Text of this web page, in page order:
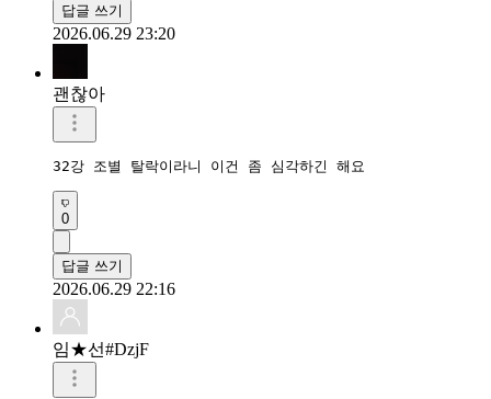
답글 쓰기
2026.06.29 23:20
괜찮아
32강 조별 탈락이라니 이건 좀 심각하긴 해요
0
답글 쓰기
2026.06.29 22:16
임★선#DzjF